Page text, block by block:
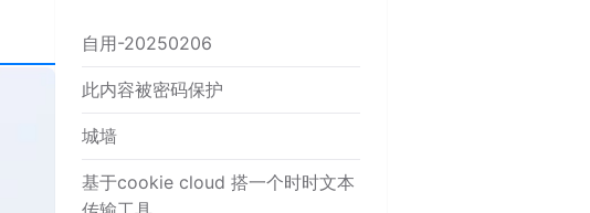
自用-20250206
此内容被密码保护
城墙
基于cookie cloud 搭一个时时文本